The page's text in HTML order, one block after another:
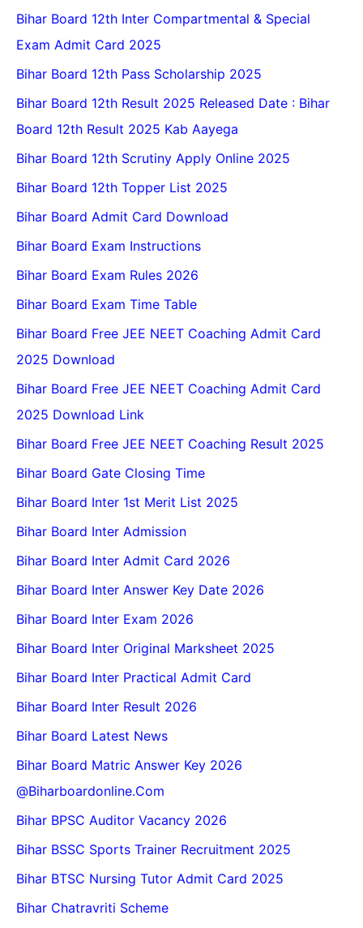
Bihar Board 12th Inter Compartmental & Special
Exam Admit Card 2025
Bihar Board 12th Pass Scholarship 2025
Bihar Board 12th Result 2025 Released Date : Bihar
Board 12th Result 2025 Kab Aayega
Bihar Board 12th Scrutiny Apply Online 2025
Bihar Board 12th Topper List 2025
Bihar Board Admit Card Download
Bihar Board Exam Instructions
Bihar Board Exam Rules 2026
Bihar Board Exam Time Table
Bihar Board Free JEE NEET Coaching Admit Card
2025 Download
Bihar Board Free JEE NEET Coaching Admit Card
2025 Download Link
Bihar Board Free JEE NEET Coaching Result 2025
Bihar Board Gate Closing Time
Bihar Board Inter 1st Merit List 2025
Bihar Board Inter Admission
Bihar Board Inter Admit Card 2026
Bihar Board Inter Answer Key Date 2026
Bihar Board Inter Exam 2026
Bihar Board Inter Original Marksheet 2025
Bihar Board Inter Practical Admit Card
Bihar Board Inter Result 2026
Bihar Board Latest News
Bihar Board Matric Answer Key 2026
@biharboardonline.com
Bihar BPSC Auditor Vacancy 2026
Bihar BSSC Sports Trainer Recruitment 2025
Bihar BTSC Nursing Tutor Admit Card 2025
Bihar Chatravriti Scheme